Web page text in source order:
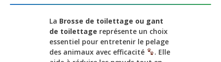
La Brosse de toilettage ou gant
de toilettage représente un choix
essentiel pour entretenir le pelage
des animaux avec efficacité
. Elle